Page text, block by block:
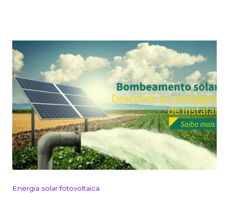
Energia solar fotovoltaica